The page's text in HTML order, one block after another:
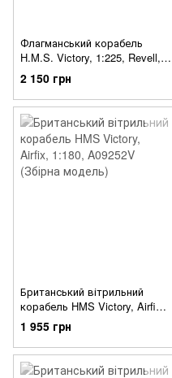
Флагманський корабель
H.M.S. Victory, 1:225, Revell,
05408 (Подарунковий набір)
2 150 грн
Британський вітрильний
корабель HMS Victory, Airfix,
1:180, A09252V (Збірна
модель)
1 955 грн